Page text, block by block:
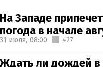
На Западе
погода в начале
31 июля, 08:00 427
Ждать ли дождей в